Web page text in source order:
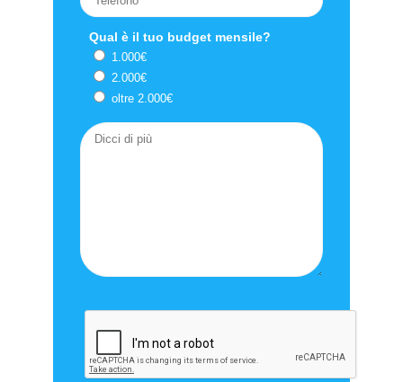
Qual è il tuo budget mensile?
1.000€
2.000€
oltre 2.000€